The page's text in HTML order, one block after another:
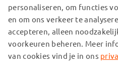
ONZE VERZENDPARTNERS
© subtel.be 2026
personaliseren, om functies
en om ons verkeer te
accepteren, alleen
voorkeuren beheren. Meer
van cookies vind je in ons